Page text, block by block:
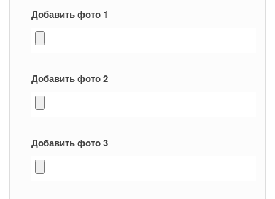
Добавить фото 1
Добавить фото 2
Добавить фото 3